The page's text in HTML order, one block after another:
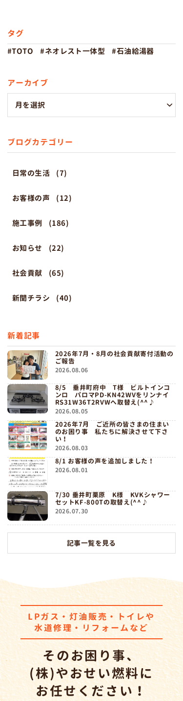
タグ
TOTO ネオレスト一体型 石油給湯器
アーカイブ
ブログカテゴリー
日常の生活 (7)
お客様の声 (12)
施工事例 (186)
お知らせ (22)
社会貢献 (65)
新聞チラシ (40)
新着記事
2026年7月・8月の社会貢献寄付活動の
ご報告
2026.08.06
8/5 垂井町府中 T様 ビルトインコ
ンロ パロマPD-KN42WVをリンナイ
RS31W36T2RVWへ取替え(^^♪
2026.08.05
2026年7月 ご近所の皆さまの住まい
のお困り事 私たちに解決させて下さ
い！
2026.08.03
8/1 お客様の声を追加しました！
2026.08.01
7/30 垂井町栗原 K様 KVKシャワー
セットKF-800Tの取替え(^^♪
2026.07.30
記事一覧を見る
LPガス・灯油販売・トイレや
水道修理・リフォームなど
そのお困り事、
(株)やおせい燃料に
お任せください！